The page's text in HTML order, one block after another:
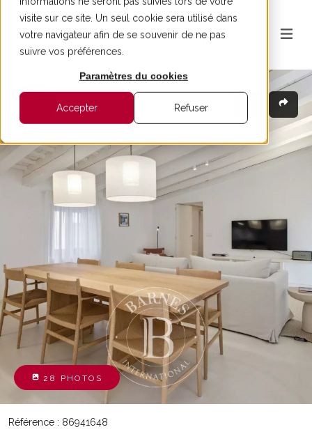
visite sur ce site. Un seul cookie sera utilisé dans
votre navigateur afin de se souvenir de ne pas
suivre vos préférences.
Paramètres du cookies
Accepter Refuser
28 PHOTOS
Référence : 86941648